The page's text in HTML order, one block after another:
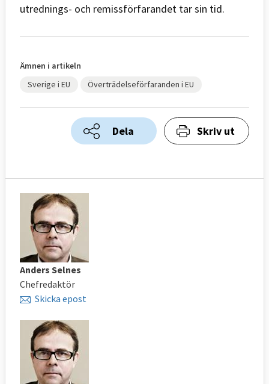
utrednings- och remissförfarandet tar sin tid.
Ämnen i artikeln
Sverige i EU
Överträdelseförfaranden i EU
Dela Skriv ut
Anders Selnes
Chefredaktör
Skicka epost